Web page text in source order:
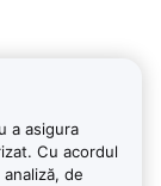
a asigura
Cu acordul
de